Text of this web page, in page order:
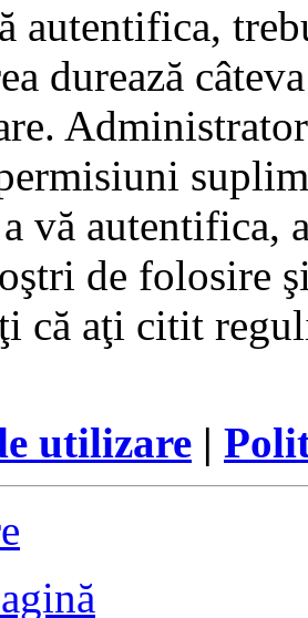
autentifica,
durează
vă autentifica,
de folosire
că aţi citit
utilizare |